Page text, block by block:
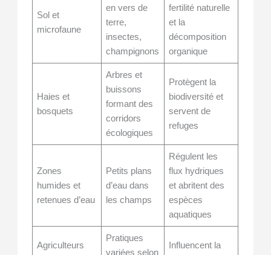
Sol et
microfaune
en vers de
terre,
insectes,
champignons
fertilité naturelle
et la
décomposition
organique
Haies et
bosquets
Arbres et
buissons
formant des
corridors
écologiques
Protègent la
biodiversité et
servent de
refuges
Zones
humides et
retenues d’eau
Petits plans
d’eau dans
les champs
Régulent les
flux hydriques
et abritent des
espèces
aquatiques
Agriculteurs
Pratiques
variées selon
Influencent la